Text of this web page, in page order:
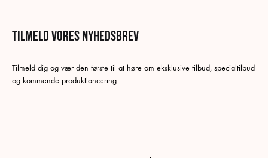
Tilmeld vores nyhedsbrev
Tilmeld dig og vær den første til at høre om eksklusive tilbud, specialtilbud
og kommende produktlancering
Dansk
Swedish